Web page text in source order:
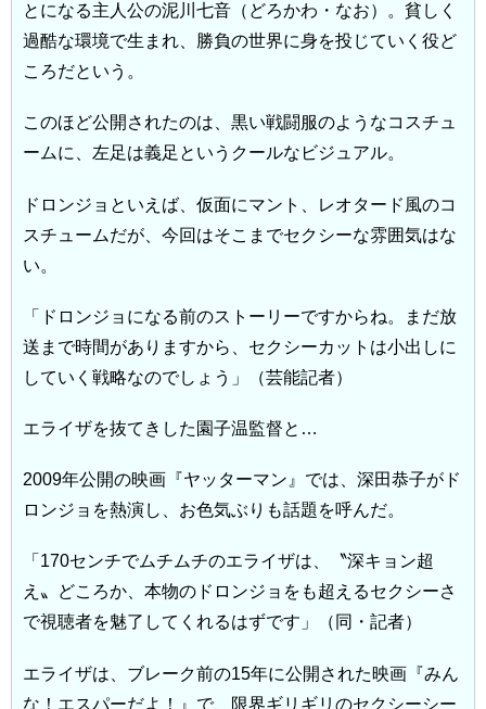
とになる主人公の泥川七音（どろかわ・なお）。貧しく
過酷な環境で生まれ、勝負の世界に身を投じていく役ど
ころだという。
このほど公開されたのは、黒い戦闘服のようなコスチュ
ームに、左足は義足というクールなビジュアル。
ドロンジョといえば、仮面にマント、レオタード風のコ
スチュームだが、今回はそこまでセクシーな雰囲気はな
い。
「ドロンジョになる前のストーリーですからね。まだ放
送まで時間がありますから、セクシーカットは小出しに
していく戦略なのでしょう」（芸能記者）
エライザを抜てきした園子温監督と…
2009年公開の映画『ヤッターマン』では、深田恭子がド
ロンジョを熱演し、お色気ぶりも話題を呼んだ。
「170センチでムチムチのエライザは、〝深キョン超
え〟どころか、本物のドロンジョをも超えるセクシーさ
で視聴者を魅了してくれるはずです」（同・記者）
エライザは、ブレーク前の15年に公開された映画『みん
な！エスパーだよ！』で、限界ギリギリのセクシーシー